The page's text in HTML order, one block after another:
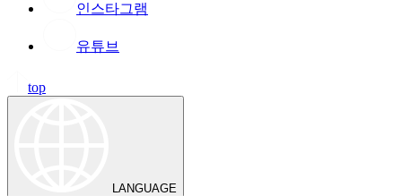
인스타그램
유튜브
top
LANGUAGE